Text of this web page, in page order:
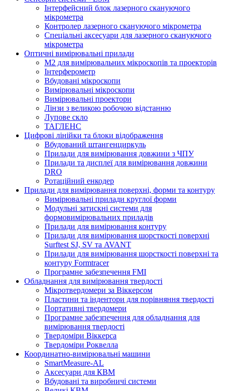
Інтерфейсний блок лазерного скануючого
мікрометра
Контролер лазерного скануючого мікрометра
Спеціальні аксесуари для лазерного скануючого
мікрометра
Оптичні вимірювальні прилади
M2 для вимірювальних мікроскопів та проекторів
Інтерферометр
Вбудовані мікроскопи
Вимірювальні мікроскопи
Вимірювальні проектори
Лінзи з великою робочою відстанню
Лупове скло
ТАГЛЕНС
Цифрові лінійки та блоки відображення
Вбудований штангенциркуль
Прилади для вимірювання довжини з ЧПУ
Прилади та дисплеї для вимірювання довжини
DRO
Ротаційний енкодер
Прилади для вимірювання поверхні, форми та контуру
Вимірювальні прилади круглої форми
Модульні затискні системи для
формовимірювальних приладів
Прилади для вимірювання контуру
Прилади для вимірювання шорсткості поверхні
Surftest SJ, SV та AVANT
Прилади для вимірювання шорсткості поверхні та
контуру Formtracer
Програмне забезпечення FMI
Обладнання для вимірювання твердості
Мікротвердомери за Віккерсом
Пластини та індентори для порівняння твердості
Портативні твердомери
Програмне забезпечення для обладнання для
вимірювання твердості
Твердоміри Віккерса
Твердоміри Роквелла
Координатно-вимірювальні машини
SmartMeasure-AL
Аксесуари для КВМ
Вбудовані та виробничі системи